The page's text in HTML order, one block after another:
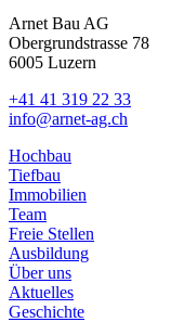
Arnet Bau AG
Obergrundstrasse 78
6005 Luzern
+41 41 319 22 33
info@arnet-ag.ch
Hochbau
Tiefbau
Immobilien
Team
Freie Stellen
Ausbildung
Über uns
Aktuelles
Geschichte